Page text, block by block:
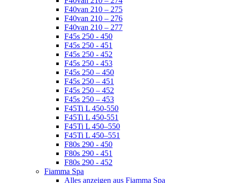
F40van 210 – 275
F40van 210 – 276
F40van 210 – 277
F45s 250 - 450
F45s 250 - 451
F45s 250 - 452
F45s 250 - 453
F45s 250 – 450
F45s 250 – 451
F45s 250 – 452
F45s 250 – 453
F45Ti L 450-550
F45Ti L 450-551
F45Ti L 450–550
F45Ti L 450–551
F80s 290 - 450
F80s 290 - 451
F80s 290 - 452
Fiamma Spa
Alles anzeigen aus Fiamma Spa